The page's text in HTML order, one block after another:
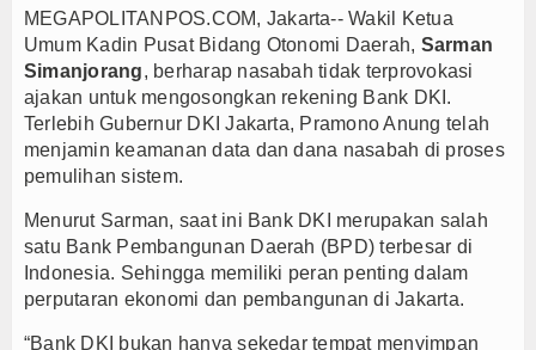
Anto Febrianto Tantang Pemuda Majalengka :
Interupsi PDIP Warnai Paripurna APBD
Bupati Majalengka Beberkan Hasil Paripurna
APBD Majalengka 2026 Naik Jadi Rp 3,14 Triliun,
Persib Gagal Juara, Ateng Sutisna Ajak
Bupati Majalengka Ajak Ribuan Bobotoh Doakan
Menteri UMKM Dorong APPI Perkuat Pasar
MEGAPOLITANPOS.COM, Jakarta-- Wakil Ketua
Umum Kadin Pusat Bidang Otonomi Daerah, Sarman
Simanjorang, berharap nasabah tidak terprovokasi
ajakan untuk mengosongkan rekening Bank DKI.
Terlebih Gubernur DKI Jakarta, Pramono Anung telah
menjamin keamanan data dan dana nasabah di proses
pemulihan sistem.
Menurut Sarman, saat ini Bank DKI merupakan salah
satu Bank Pembangunan Daerah (BPD) terbesar di
Indonesia. Sehingga memiliki peran penting dalam
perputaran ekonomi dan pembangunan di Jakarta.
“Bank DKI bukan hanya sekedar tempat menyimpan